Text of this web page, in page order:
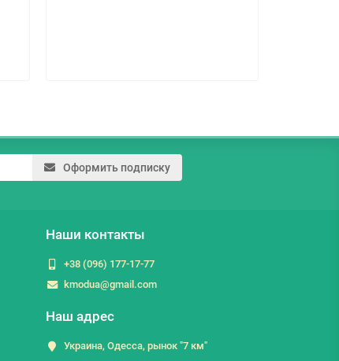
Оформить подписку
Наши контакты
+38 (096) 177-17-77
kmodua@gmail.com
Наш адрес
Украина, Одесса, рынок "7 км"